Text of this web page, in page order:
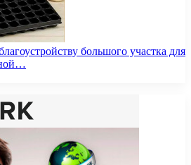
большого участка для